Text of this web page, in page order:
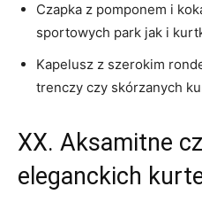
Czapka z‌ pomponem i
⁤sportowych park jak ​i
Kapelusz⁢ z szerokim
‌trenczy czy skórzanych
XX. Aksamitne
eleganckich